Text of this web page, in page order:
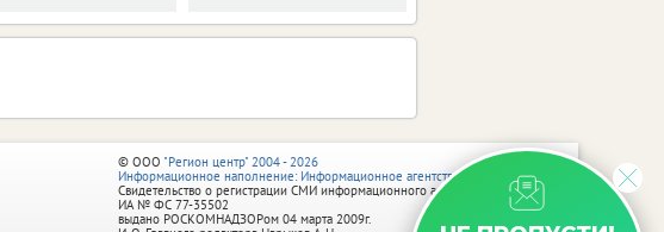
© ООО "Регион центр" 2004 - 2026
Информационное наполнение: Информационное агентство vRossii.ru
Свидетельство о регистрации СМИ информационного агентства vRossii.ru
ИА № ФС 77‑35502
выдано РОСКОМНАДЗОРом 04 марта 2009г.